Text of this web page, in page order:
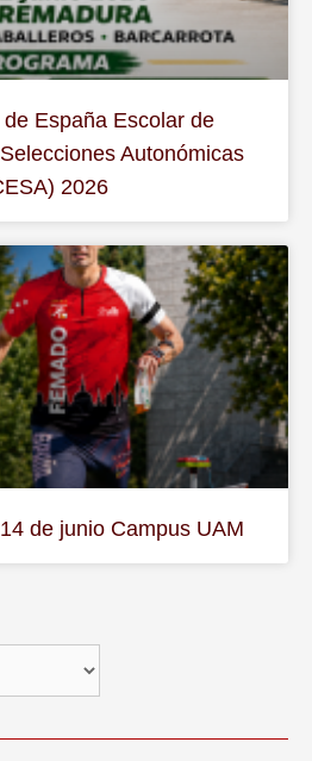
España Escolar de
Autonómicas
2026
de junio Campus UAM